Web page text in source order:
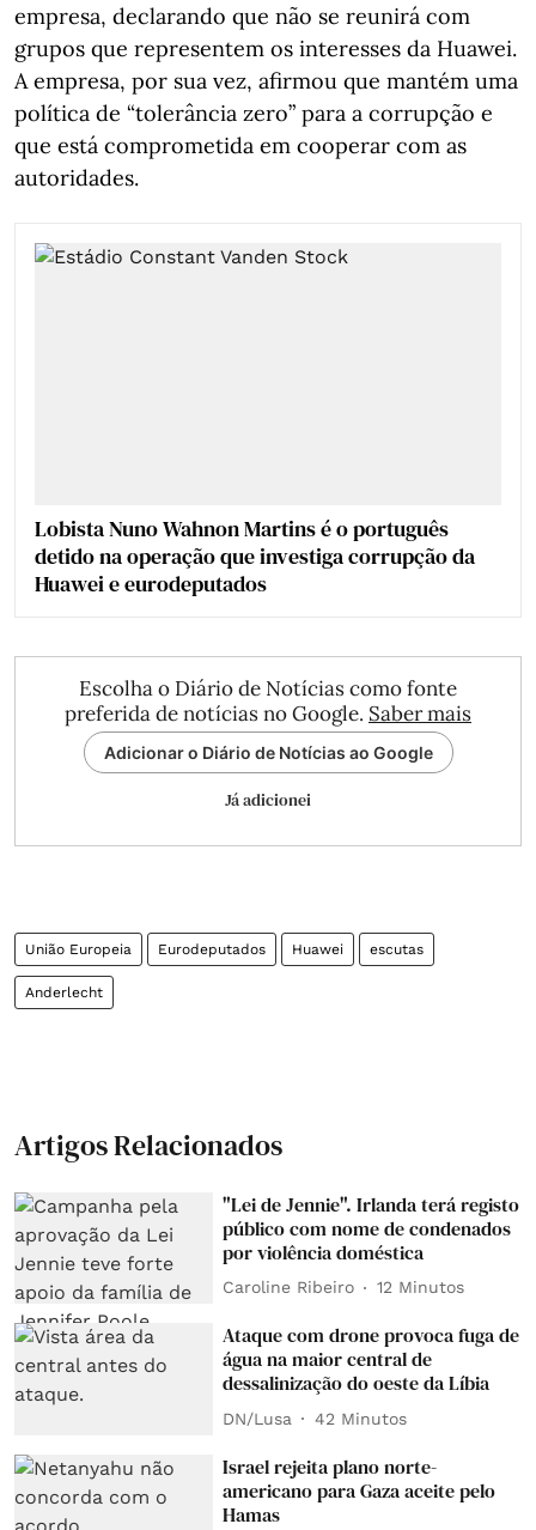
empresa, declarando que não se reunirá com
grupos que representem os interesses da Huawei.
A empresa, por sua vez, afirmou que mantém uma
política de “tolerância zero” para a corrupção e
que está comprometida em cooperar com as
autoridades.
Lobista Nuno Wahnon Martins é o português
detido na operação que investiga corrupção da
Huawei e eurodeputados
Escolha o Diário de Notícias como fonte
preferida de notícias no Google. Saber mais
Adicionar o Diário de Notícias ao Google
Já adicionei
União Europeia Eurodeputados Huawei escutas
Anderlecht
Artigos Relacionados
"Lei de Jennie". Irlanda terá registo
público com nome de condenados
por violência doméstica
Caroline Ribeiro 12 Minutos
Ataque com drone provoca fuga de
água na maior central de
dessalinização do oeste da Líbia
DN/Lusa 42 Minutos
Israel rejeita plano norte-
americano para Gaza aceite pelo
Hamas